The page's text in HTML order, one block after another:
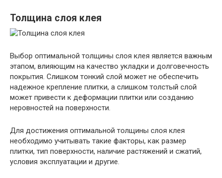
Толщина слоя клея
Выбор оптимальной толщины слоя клея является важным
этапом, влияющим на качество укладки и долговечность
покрытия. Слишком тонкий слой может не обеспечить
надежное крепление плитки, а слишком толстый слой
может привести к деформации плитки или созданию
неровностей на поверхности.
Для достижения оптимальной толщины слоя клея
необходимо учитывать такие факторы, как размер
плитки, тип поверхности, наличие растяжений и сжатий,
условия эксплуатации и другие.